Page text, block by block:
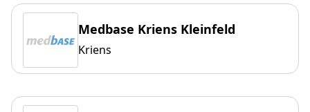
Medbase Kriens Kleinfeld
Kriens